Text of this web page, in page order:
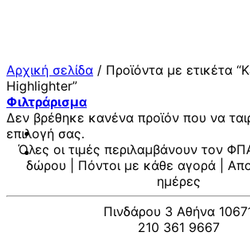
Αρχική σελίδα / Προϊόντα με ετικέτα
Highlighter”
Φιλτράρισμα
Δεν βρέθηκε κανένα προϊόν που να
επιλογή σας.
Όλες οι τιμές περιλαμβάνουν τον
δώρου | Πόντοι με κάθε αγορά |
ημέρες
Πινδάρου 3 Αθήνα
210 361 9667